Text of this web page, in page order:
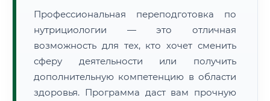
Профессиональная переподготовка по
нутрициологии — это отличная
возможность для тех, кто хочет сменить
сферу деятельности или получить
дополнительную компетенцию в области
здоровья. Программа даст вам прочную